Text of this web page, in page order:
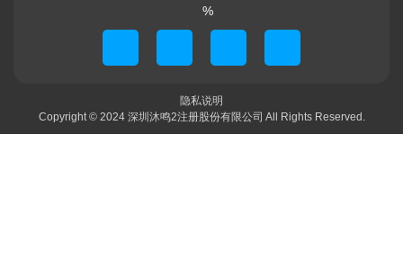
%
隐私说明
Copyright © 2024 深圳沐鸣2注册股份有限公司 All Rights Reserved.